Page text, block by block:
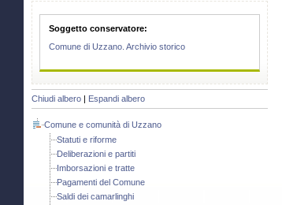
Soggetto conservatore:
Comune di Uzzano. Archivio storico
Chiudi albero Espandi albero
Comune e comunità di Uzzano
Statuti e riforme
Deliberazioni e partiti
Imborsazioni e tratte
Pagamenti del Comune
Saldi dei camarlinghi